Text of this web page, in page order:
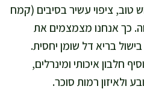
טוב, ציפוי עשיר בסיבים (קמח
כך אנחנו מצמצמים את
בריא דל שומן יחסית.
חלבון איכותי ומינרלים,
ולאיזון רמות סוכר.